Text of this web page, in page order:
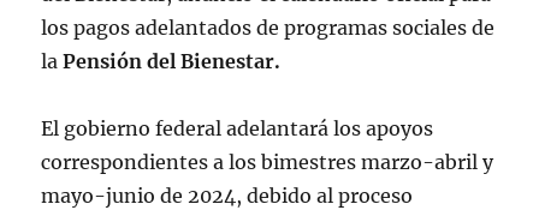
los pagos adelantados de programas sociales de
la Pensión del Bienestar.
El gobierno federal adelantará los apoyos
correspondientes a los bimestres marzo-abril y
mayo-junio de 2024, debido al proceso